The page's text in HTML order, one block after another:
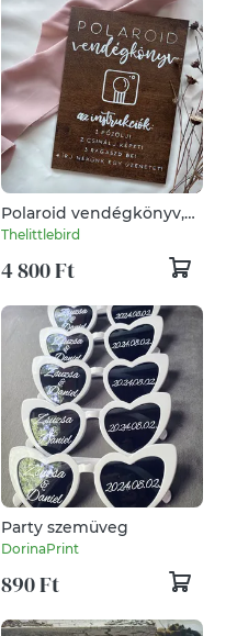
Polaroid vendégkönyv,
esküvői fotósarok tábla
Thelittlebird
4 800 Ft
Party szemüveg
DorinaPrint
890 Ft